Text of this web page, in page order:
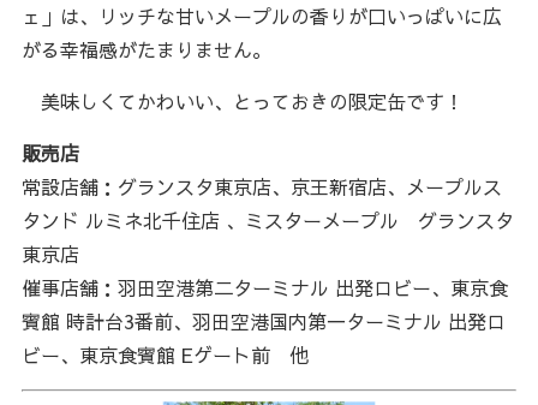
ェ」は、リッチな甘いメープルの香りが口いっぱいに広
がる幸福感がたまりません。
美味しくてかわいい、とっておきの限定缶です！
販売店
常設店舗：グランスタ東京店、京王新宿店、メープルス
タンド ルミネ北千住店 、ミスターメープル グランスタ
東京店
催事店舗：羽田空港第二ターミナル 出発ロビー、東京食
賓館 時計台3番前、羽田空港国内第一ターミナル 出発ロ
ビー、東京食賓館 Eゲート前 他